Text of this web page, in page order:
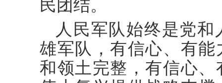
民团结。
人民军队始终是党
雄军队，有信心、有
和领土完整，有信心